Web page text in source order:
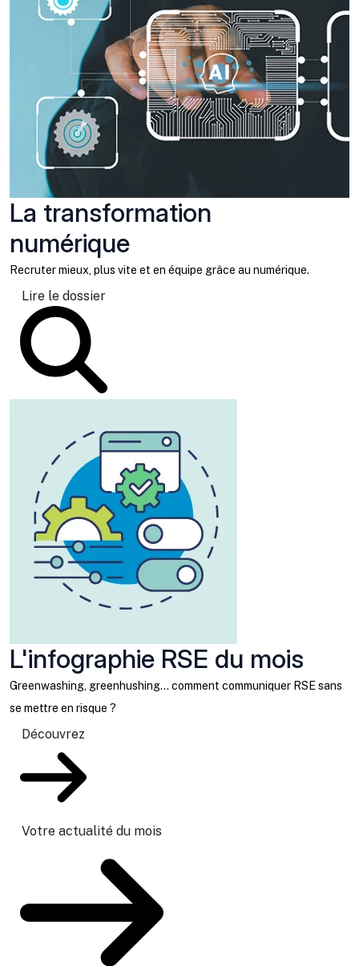
La transformation
numérique
Recruter mieux, plus vite et en équipe grâce au numérique.
Lire le dossier
L'infographie RSE du mois
Greenwashing, greenhushing… comment communiquer RSE sans
se mettre en risque ?
Découvrez
Votre actualité du mois